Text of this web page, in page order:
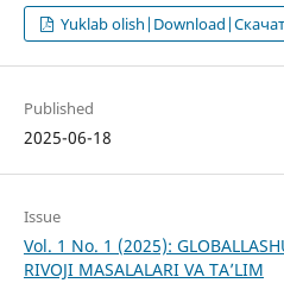
Yuklab
Published
2025-06-18
Issue
Vol. 1 No. 1 (2025):
RIVOJI MASALALARI VA TA’LIM